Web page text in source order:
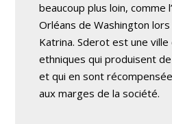
beaucoup plus loin, comme
Orléans de Washington lors
Katrina. Sderot est une
ethniques qui produisent
et qui en sont
aux marges de la société.